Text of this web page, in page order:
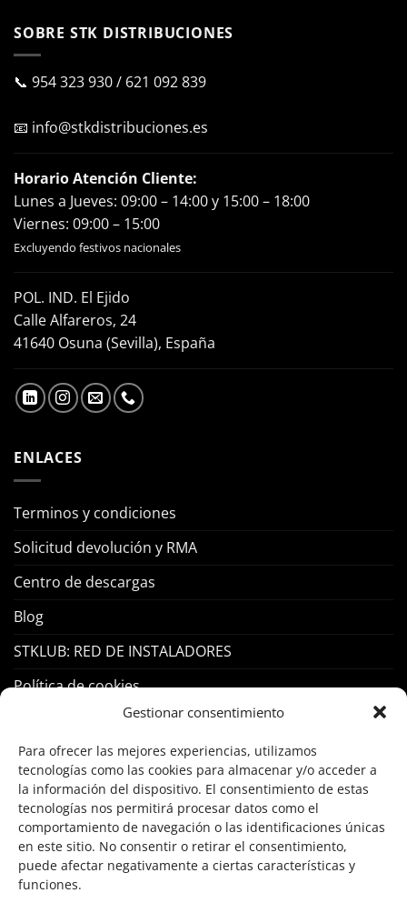
Gestionar consentimiento
Para ofrecer las mejores experiencias, utilizamos
tecnologías como las cookies para almacenar y/o acceder a
la información del dispositivo. El consentimiento de estas
tecnologías nos permitirá procesar datos como el
comportamiento de navegación o las identificaciones únicas
en este sitio. No consentir o retirar el consentimiento,
puede afectar negativamente a ciertas características y
funciones.
SOBRE STK DISTRIBUCIONES
📞 954 323 930/ 621 092 839
📧 info@stkdistribuciones.es
Horario Atención Cliente:
Lunes a Jueves: 09:00 – 14:00 y 15:00 – 18:00
Viernes: 09:00 – 15:00
Excluyendo festivos nacionales
POL. IND. El Ejido
Calle Alfareros, 24
41640 Osuna (Sevilla), España
ENLACES
Terminos y condiciones
Solicitud devolución y RMA
Centro de descargas
Blog
STKLUB: RED DE INSTALADORES
Política de cookies
Control Acceso
Hogar Inteligente
Incendio
Intrusión